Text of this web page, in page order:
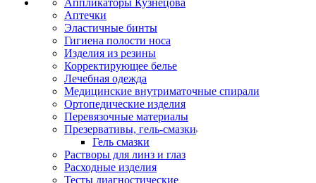
Аппликаторы Кузнецова
Аптечки
Эластичные бинты
Гигиена полости носа
Изделия из резины
Корректирующее белье
Лечебная одежда
Медицинские внутриматочные спирали
Ортопедические изделия
Перевязочные материалы
Презервативы, гель-смазки
Гель смазки
Растворы для линз и глаз
Расходные изделия
Тесты диагностические